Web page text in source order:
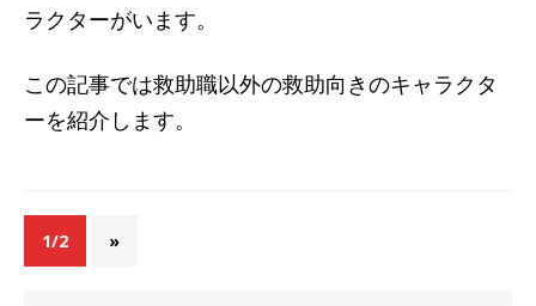
ラクターがいます。
この記事では救助職以外の救助向きのキャラクタ
ーを紹介します。
1/2 »